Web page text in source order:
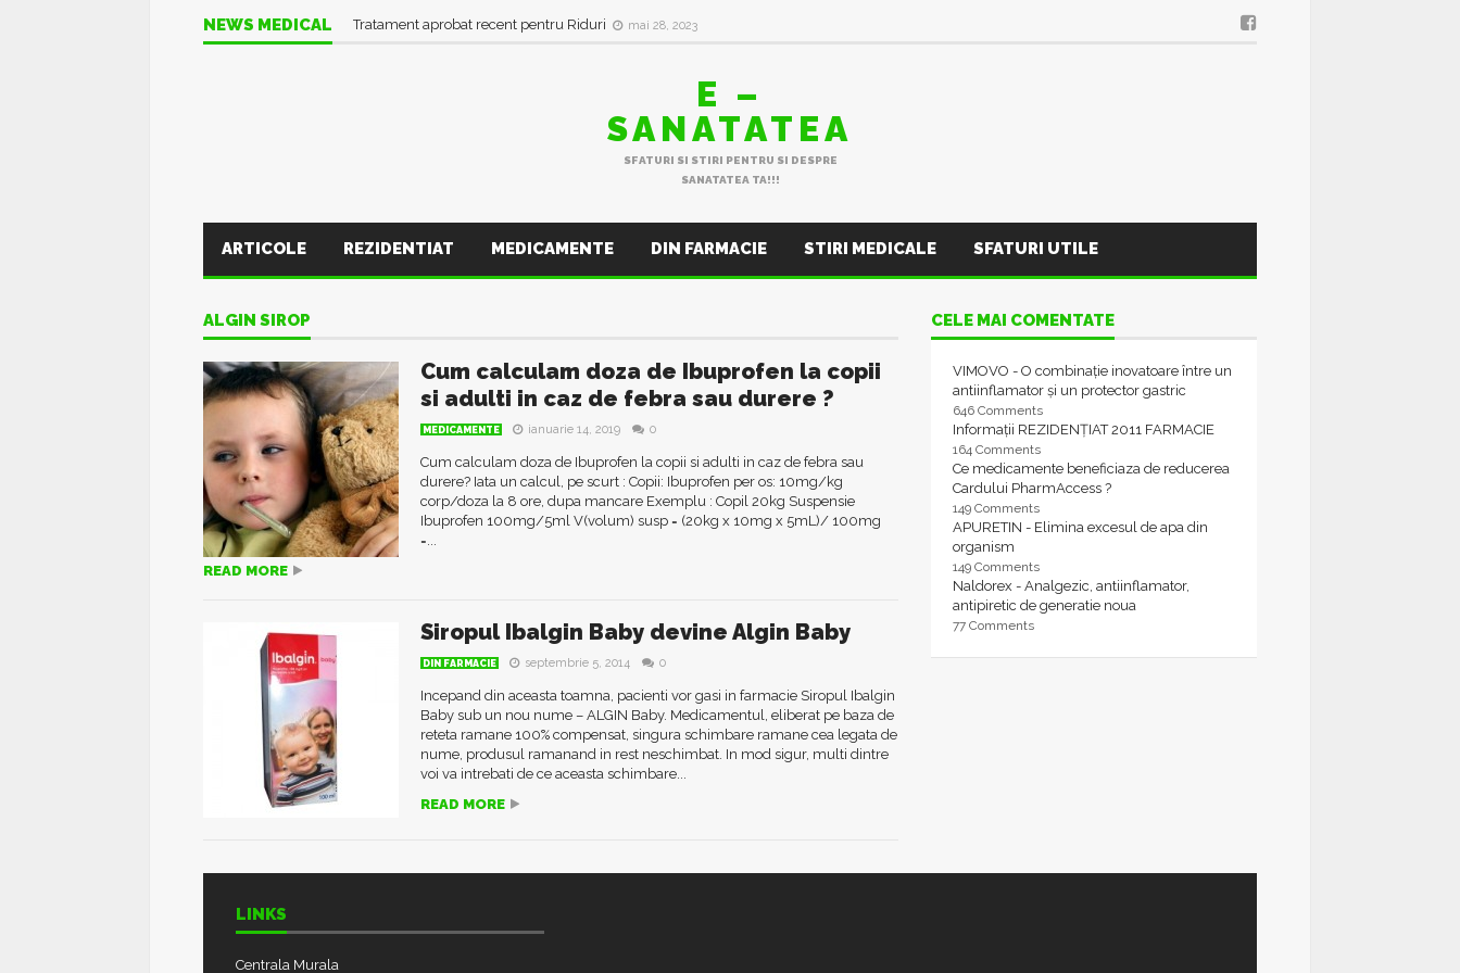
NEWS MEDICAL Tratament aprobat recent pentru Riduri mai 28, 2023
E –
SANATATEA
SFATURI SI STIRI PENTRU SI DESPRE
SANATATEA TA!!!
ARTICOLE REZIDENTIAT MEDICAMENTE DIN FARMACIE STIRI MEDICALE SFATURI UTILE
ALGIN SIROP
Cum calculam doza de Ibuprofen la copii
si adulti in caz de febra sau durere ?
MEDICAMENTE ianuarie 14, 2019 0
Cum calculam doza de Ibuprofen la copii si adulti in caz de febra sau
durere? Iata un calcul, pe scurt : Copii: Ibuprofen per os: 10mg/kg
corp/doza la 8 ore, dupa mancare Exemplu : Copil 20kg Suspensie
Ibuprofen 100mg/5ml V(volum) susp = (20kg x 10mg x 5mL)/ 100mg
=...
READ MORE
Siropul Ibalgin Baby devine Algin Baby
DIN FARMACIE septembrie 5, 2014 0
Incepand din aceasta toamna, pacienti vor gasi in farmacie Siropul Ibalgin
Baby sub un nou nume – ALGIN Baby. Medicamentul, eliberat pe baza de
reteta ramane 100% compensat, singura schimbare ramane cea legata de
nume, produsul ramanand in rest neschimbat. In mod sigur, multi dintre
voi va intrebati de ce aceasta schimbare...
READ MORE
CELE MAI COMENTATE
VIMOVO - O combinație inovatoare între un
antiinflamator și un protector gastric
646 Comments
Informații REZIDENȚIAT 2011 FARMACIE
164 Comments
Ce medicamente beneficiaza de reducerea
Cardului PharmAccess ?
149 Comments
APURETIN - Elimina excesul de apa din
organism
149 Comments
Naldorex - Analgezic, antiinflamator,
antipiretic de generatie noua
77 Comments
LINKS
Centrala Murala